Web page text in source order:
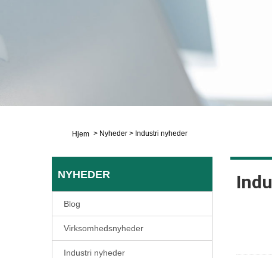
Hjem > Nyheder > Industri nyheder
NYHEDER
Blog
Virksomhedsnyheder
Industri nyheder